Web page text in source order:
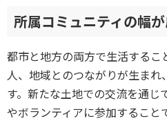
所属コミュニティの幅
都市と地方の両方で生活するこ
人、地域とのつながりが生ま
す。新たな土地での交流を通じ
やボランティアに参加するこ